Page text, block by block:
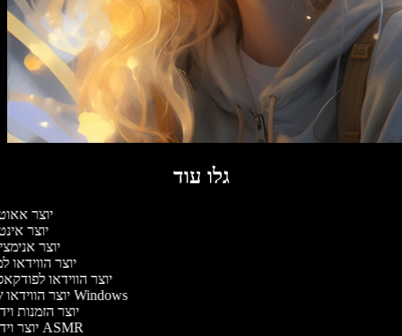
גלו עוד
יוצר
יוצר
יוצר
יוצר הווידאו
יוצר הווידאו
יוצר הווידאו של Windows
יוצר הזמנות
יוצר וידאו ASMR